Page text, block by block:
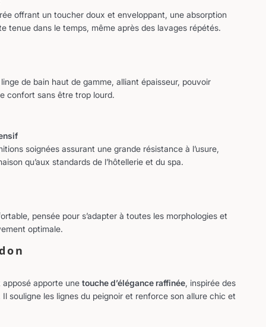
offrant un toucher doux et enveloppant, une absorption
tenue dans le temps, même après des lavages répétés.
de bain haut de gamme, alliant épaisseur, pouvoir
confort sans être trop lourd.
soignées assurant une grande résistance à l’usure,
qu’aux standards de l’hôtellerie et du spa.
pensée pour s’adapter à toutes les morphologies et
optimale.
apporte une touche d’élégance raffinée, inspirée des
souligne les lignes du peignoir et renforce son allure chic et